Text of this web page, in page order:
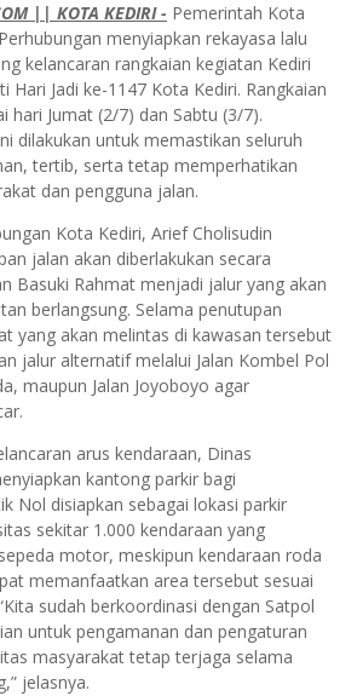
|| KOTA KEDIRI - Pemerintah Kota
menyiapkan rekayasa lalu
kelancaran rangkaian kegiatan Kediri
Hari Jadi ke-1147 Kota Kediri. Rangkaian
hari Jumat (2/7) dan Sabtu (3/7).
dilakukan untuk memastikan seluruh
tertib, serta tetap memperhatikan
dan pengguna jalan.
Kota Kediri, Arief Cholisudin
jalan akan diberlakukan secara
Basuki Rahmat menjadi jalur yang akan
berlangsung. Selama penutupan
yang akan melintas di kawasan tersebut
jalur alternatif melalui Jalan Kombel Pol
maupun Jalan Joyoboyo agar
arus kendaraan, Dinas
kantong parkir bagi
Nol disiapkan sebagai lokasi parkir
sekitar 1.000 kendaraan yang
motor, meskipun kendaraan roda
memanfaatkan area tersebut sesuai
sudah berkoordinasi dengan Satpol
untuk pengamanan dan pengaturan
masyarakat tetap terjaga selama
jelasnya.